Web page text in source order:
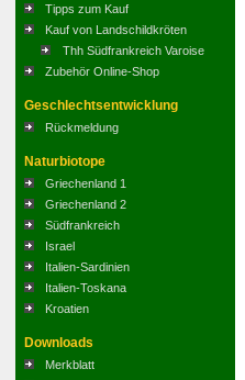
Tipps zum Kauf
Kauf von Landschildkröten
Thh Südfrankreich Varoise
Zubehör Online-Shop
Geschlechtsentwicklung
Rückmeldung
Naturbiotope
Griechenland 1
Griechenland 2
Südfrankreich
Israel
Italien-Sardinien
Italien-Toskana
Kroatien
Downloads
Merkblatt